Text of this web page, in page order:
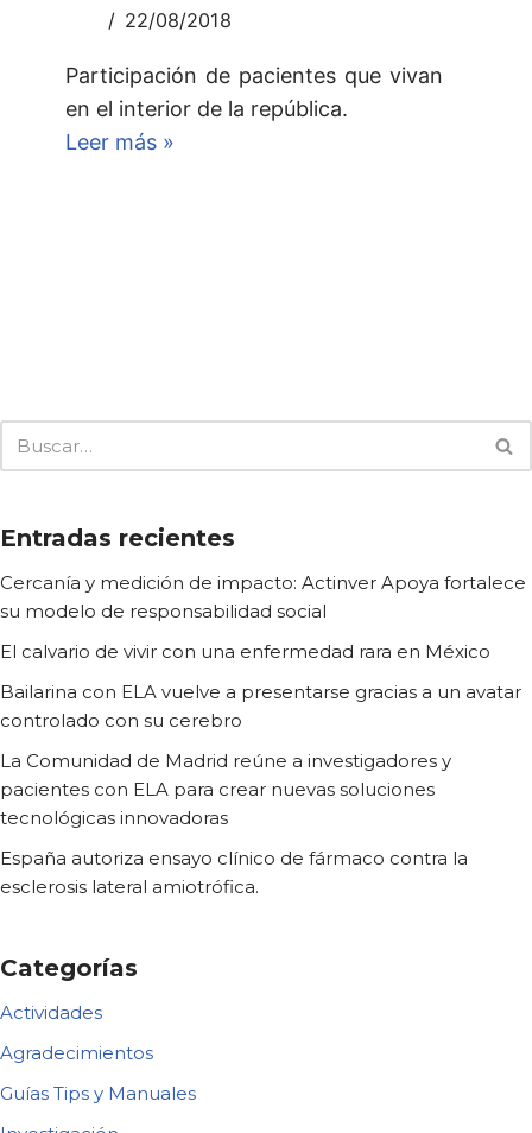
22/08/2018
Participación de pacientes que vivan
en el interior de la república.
Leer más »
Entradas recientes
Cercanía y medición de impacto: Actinver Apoya fortalece
su modelo de responsabilidad social
El calvario de vivir con una enfermedad rara en México
Bailarina con ELA vuelve a presentarse gracias a un avatar
controlado con su cerebro
La Comunidad de Madrid reúne a investigadores y
pacientes con ELA para crear nuevas soluciones
tecnológicas innovadoras
España autoriza ensayo clínico de fármaco contra la
esclerosis lateral amiotrófica.
Categorías
Actividades
Agradecimientos
Guías Tips y Manuales